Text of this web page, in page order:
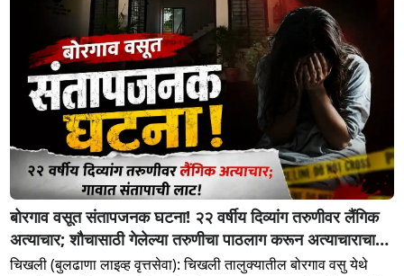
बोरगाव वसूत संतापजनक घटना! २२ वर्षीय दिव्यांग तरुणीवर लैंगिक
अत्याचार; शौचासाठी गेलेल्या तरुणीचा पाठलाग करून अत्याचाराचा
आरोप; चिखली पोलिसांकडून आरोपीविरुद्ध कठोर कारवाई
चिखली (बुलढाणा लाइव्ह वृत्तसेवा): चिखली तालुक्यातील बोरगाव वसु येथे